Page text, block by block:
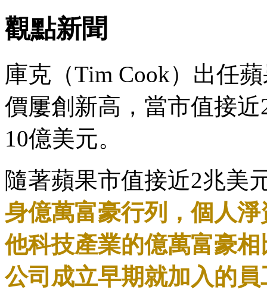
觀點新聞
庫克（Tim Cook）出任
價屢創新高，當市值接
10億美元。
隨著蘋果市值接近2兆美
身億萬富豪行列，個人
他科技產業的億萬富豪
公司成立早期就加入的